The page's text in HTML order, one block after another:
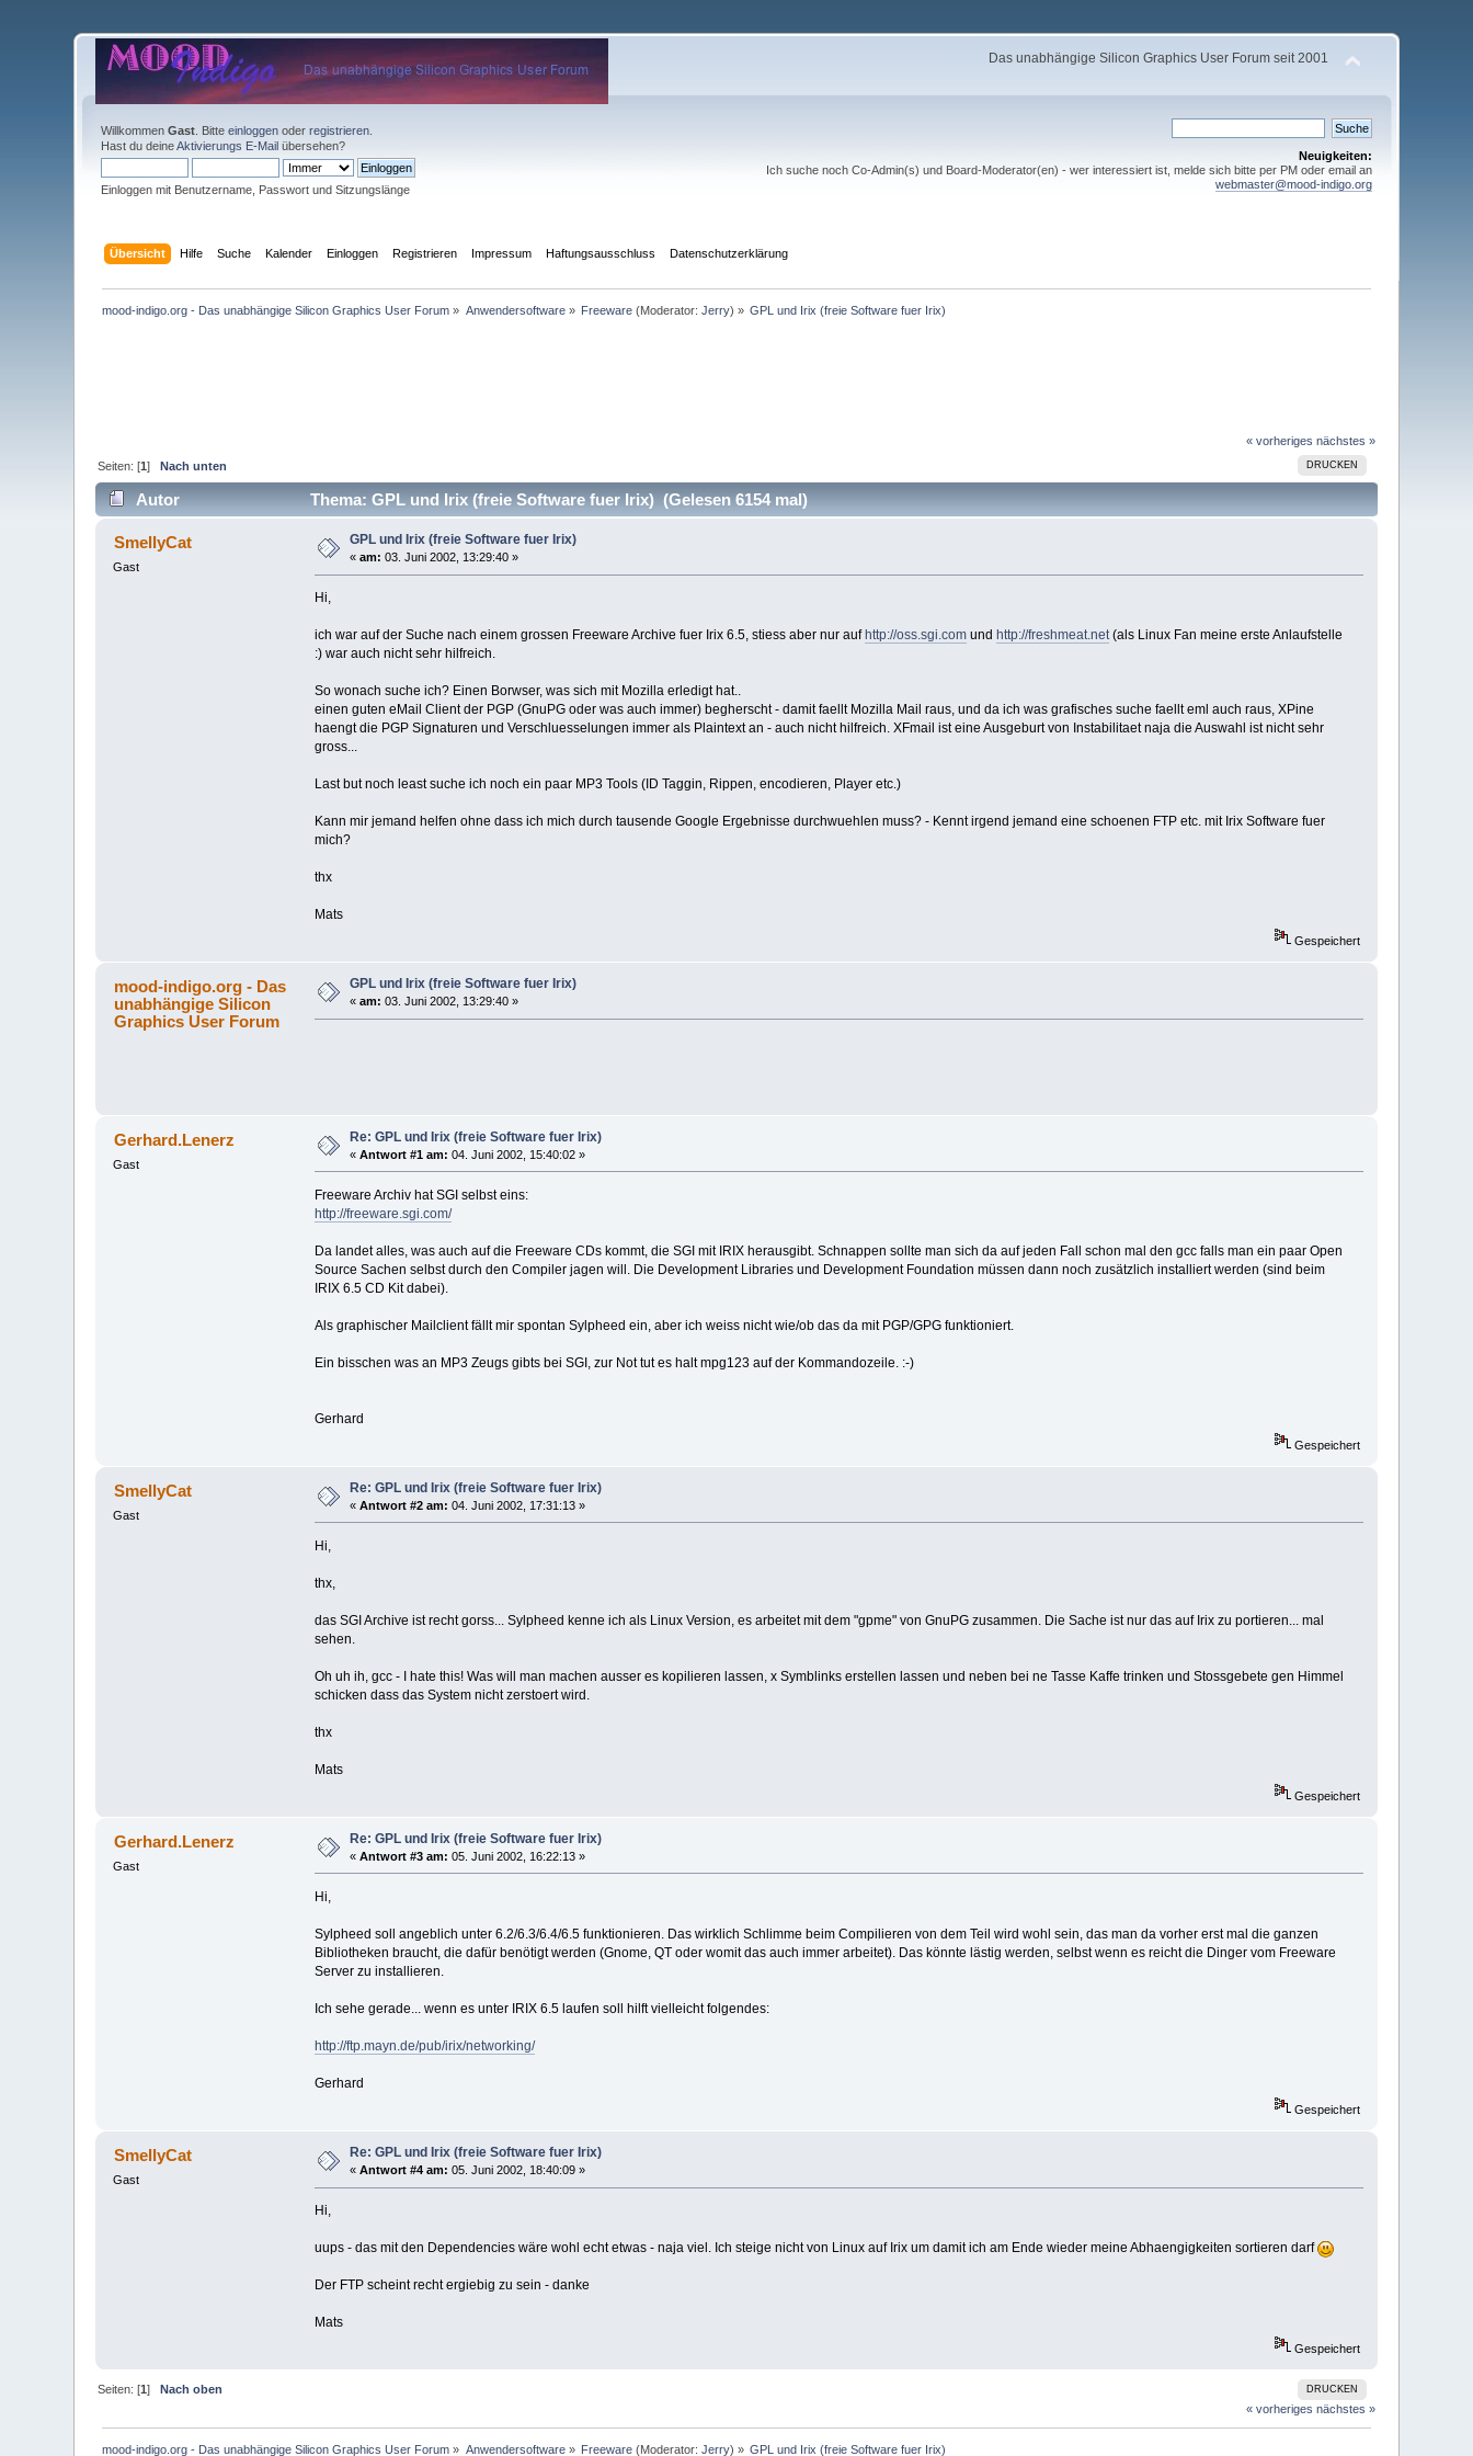
Das unabhängige Silicon Graphics User Forum seit 2001
WillkommenGast . Bitteeinloggen oderregistrieren
Hast du deineAktivierungs E-Mail übersehen?
Einloggen mit Benutzername, Passwort und Sitzungslänge
Neuigkeiten:
Ich suche noch Co-Admin(s) und Board-Moderator(en) - wer interessiert ist, melde sich bitte per PM oder email an
webmaster@mood-indigo.org
Übersicht Hilfe Suche Kalender Einloggen Registrieren Impressum Haftungsausschluss Datenschutzerklärung
mood-indigo.org - Das unabhängige Silicon Graphics User Forum » Anwendersoftware» Freeware (Moderator:Jerry) » GPL und Irix (freie Software fuer Irix)
« vorheriges nächstes »
DRUCKEN
Seiten: [1]Nach unten
Autor Thema: GPL und Irix (freie Software fuer Irix) (Gelesen 6154 mal)
SmellyCat
Gast
GPL und Irix (freie Software fuer Irix)
«am: 03. Juni 2002, 13:29:40 »
Hi,
ich war auf der Suche nach einem grossen Freeware Archive fuer Irix 6.5, stiess aber nur auf http://oss.sgi.comund http://freshmeat.net(als Linux Fan meine erste Anlaufstelle
:) war auch nicht sehr hilfreich.
So wonach suche ich? Einen Borwser, was sich mit Mozilla erledigt hat..
einen guten eMail Client der PGP (GnuPG oder was auch immer) begherscht - damit faellt Mozilla Mail raus, und da ich was grafisches suche faellt eml auch raus, XPine
haengt die PGP Signaturen und Verschluesselungen immer als Plaintext an - auch nicht hilfreich. XFmail ist eine Ausgeburt von Instabilitaet naja die Auswahl ist nicht sehr
gross...
Last but noch least suche ich noch ein paar MP3 Tools (ID Taggin, Rippen, encodieren, Player etc.)
Kann mir jemand helfen ohne dass ich mich durch tausende Google Ergebnisse durchwuehlen muss? - Kennt irgend jemand eine schoenen FTP etc. mit Irix Software fuer
mich?
thx
Mats
Gespeichert
mood-indigo.org - Das
unabhängige Silicon
Graphics User Forum
GPL und Irix (freie Software fuer Irix)
«am: 03. Juni 2002, 13:29:40 »
Gerhard.Lenerz
Gast
Re: GPL und Irix (freie Software fuer Irix)
«Antwort #1 am: 04. Juni 2002, 15:40:02 »
Freeware Archiv hat SGI selbst eins:
http://freeware.sgi.com/
Da landet alles, was auch auf die Freeware CDs kommt, die SGI mit IRIX herausgibt. Schnappen sollte man sich da auf jeden Fall schon mal den gcc falls man ein paar Open
Source Sachen selbst durch den Compiler jagen will. Die Development Libraries und Development Foundation müssen dann noch zusätzlich installiert werden (sind beim
IRIX 6.5 CD Kit dabei).
Als graphischer Mailclient fällt mir spontan Sylpheed ein, aber ich weiss nicht wie/ob das da mit PGP/GPG funktioniert.
Ein bisschen was an MP3 Zeugs gibts bei SGI, zur Not tut es halt mpg123 auf der Kommandozeile. :-)
Gerhard
Gespeichert
SmellyCat
Gast
Re: GPL und Irix (freie Software fuer Irix)
«Antwort #2 am: 04. Juni 2002, 17:31:13 »
Hi,
thx,
das SGI Archive ist recht gorss... Sylpheed kenne ich als Linux Version, es arbeitet mit dem "gpme" von GnuPG zusammen. Die Sache ist nur das auf Irix zu portieren... mal
sehen.
Oh uh ih, gcc - I hate this! Was will man machen ausser es kopilieren lassen, x Symblinks erstellen lassen und neben bei ne Tasse Kaffe trinken und Stossgebete gen Himmel
schicken dass das System nicht zerstoert wird.
thx
Mats
Gespeichert
Gerhard.Lenerz
Gast
Re: GPL und Irix (freie Software fuer Irix)
«Antwort #3 am: 05. Juni 2002, 16:22:13 »
Hi,
Sylpheed soll angeblich unter 6.2/6.3/6.4/6.5 funktionieren. Das wirklich Schlimme beim Compilieren von dem Teil wird wohl sein, das man da vorher erst mal die ganzen
Bibliotheken braucht, die dafür benötigt werden (Gnome, QT oder womit das auch immer arbeitet). Das könnte lästig werden, selbst wenn es reicht die Dinger vom Freeware
Server zu installieren.
Ich sehe gerade... wenn es unter IRIX 6.5 laufen soll hilft vielleicht folgendes:
http://ftp.mayn.de/pub/irix/networking/
Gerhard
Gespeichert
SmellyCat
Gast
Re: GPL und Irix (freie Software fuer Irix)
«Antwort #4 am: 05. Juni 2002, 18:40:09 »
Hi,
uups - das mit den Dependencies wäre wohl echt etwas - naja viel. Ich steige nicht von Linux auf Irix um damit ich am Ende wieder meine Abhaengigkeiten sortieren darf
Der FTP scheint recht ergiebig zu sein - danke
Mats
Gespeichert
DRUCKEN
Seiten: [1]
Nach oben
« vorheriges nächstes »
mood-indigo.org - Das unabhängige Silicon Graphics User Forum » Anwendersoftware» Freeware (Moderator:Jerry) » GPL und Irix (freie Software fuer Irix)